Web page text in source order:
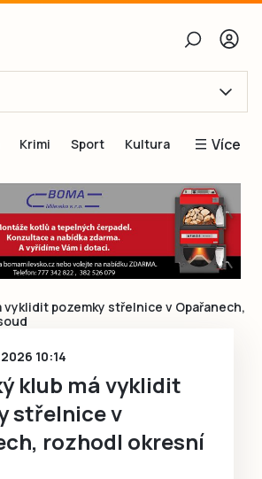
Obnovit heslo
Přihlásit se
Krimi Sport Kultura Více
Blogy
Inspirace
Čtenáři píší
Speciální přílohy
vyklidit pozemky střelnice v Opařanech,
10:14
klub má vyklidit
střelnice v
rozhodl okresní